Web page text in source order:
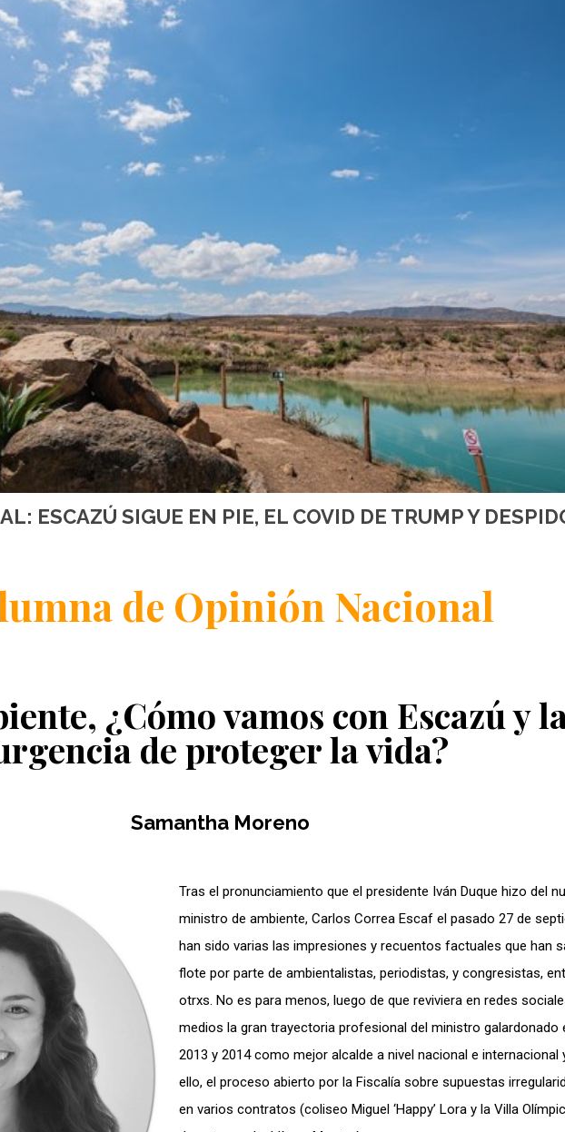
ESCAZÚ SIGUE EN PIE, EL COVID DE TRUMP Y
de Opinión Nacional
¿Cómo vamos con Escazú y
de proteger la vida?
Samantha Moreno
Tras el pronunciamiento que el presidente Iván Duque hizo del
ministro de ambiente, Carlos Correa Escaf el pasado 27 de
han sido varias las impresiones y recuentos factuales que han
flote por parte de ambientalistas, periodistas, y congresistas,
otrxs. No es para menos, luego de que reviviera en redes
medios la gran trayectoria profesional del ministro galardonado
2013 y 2014 como mejor alcalde a nivel nacional e internacional
ello, el proceso abierto por la Fiscalía sobre supuestas
en varios contratos (coliseo Miguel ‘Happy’ Lora y la Villa